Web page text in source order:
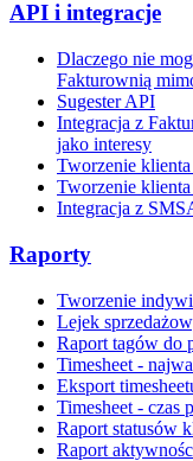
API i integracje
Dlaczego nie
Fakturownią
Sugester API
Integracja z
jako interesy
Tworzenie
Tworzenie
Integracja z
Raporty
Tworzenie
Lejek
Raport tagów do
Timesheet -
Eksport
Timesheet - czas
Raport statusów
Raport